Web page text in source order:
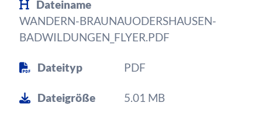
Dateiname
WANDERN-BRAUNAUODERSHAUSEN-
BADWILDUNGEN_FLYER.PDF
Dateityp PDF
Dateigröße 5.01 MB